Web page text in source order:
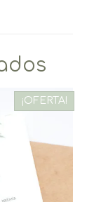
¡OFERTA!